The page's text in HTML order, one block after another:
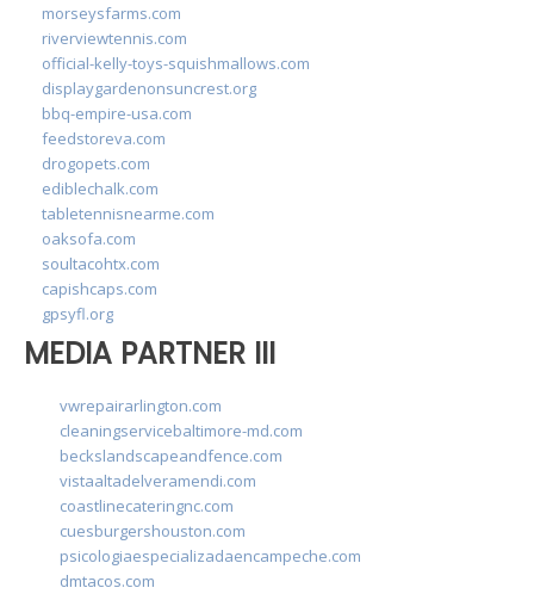
morseysfarms.com
riverviewtennis.com
official-kelly-toys-squishmallows.com
displaygardenonsuncrest.org
bbq-empire-usa.com
feedstoreva.com
drogopets.com
ediblechalk.com
tabletennisnearme.com
oaksofa.com
soultacohtx.com
capishcaps.com
gpsyfl.org
MEDIA PARTNER III
vwrepairarlington.com
cleaningservicebaltimore-md.com
beckslandscapeandfence.com
vistaaltadelveramendi.com
coastlinecateringnc.com
cuesburgershouston.com
psicologiaespecializadaencampeche.com
dmtacos.com